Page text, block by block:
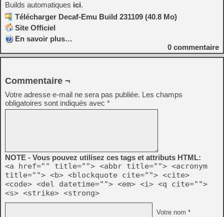
Builds automatiques ici.
Télécharger Decaf-Emu Build 231109 (40.8 Mo)
Site Officiel
En savoir plus…
0 commentaire
Commentaire ¬
Votre adresse e-mail ne sera pas publiée. Les champs
obligatoires sont indiqués avec *
NOTE - Vous pouvez utilisez ces tags et attributs HTML:
<a href="" title=""> <abbr title=""> <acronym
title=""> <b> <blockquote cite=""> <cite>
<code> <del datetime=""> <em> <i> <q cite="">
<s> <strike> <strong>
Votre nom *